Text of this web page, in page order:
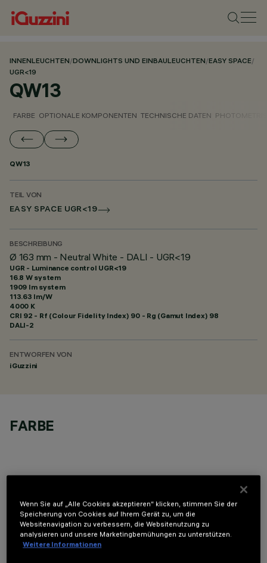
INNENLEUCHTEN/DOWNLIGHTS UND EINBAULEUCHTEN/EASY SPACE/
UGR<19
QW13
FARBE OPTIONALE KOMPONENTEN TECHNISCHE DATEN
QW13
TEIL VON
EASY SPACE UGR<19
BESCHREIBUNG
Ø 163 mm - Neutral White - DALI - UGR<19
UGR - Luminance control UGR<19
16.8 W system
1909 lm system
113.63 lm/W
4000 K
CRI 92 - Rf (Colour Fidelity Index) 90 - Rg (Gamut Index) 98
DALI-2
ENTWORFEN VON
iGuzzini
FARBE
OPTIONALE KOMPONENTEN
Wenn Sie auf „Alle Cookies akzeptieren“ klicken, stimmen Sie der
Speicherung von Cookies auf Ihrem Gerät zu, um die
Websitenavigation zu verbessern, die Websitenutzung zu
analysieren und unsere Marketingbemühungen zu unterstützen.
Weitere Informationen